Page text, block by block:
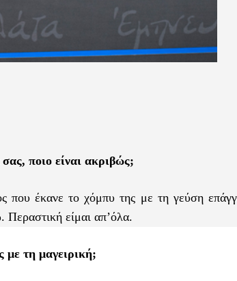
ποιο είναι ακριβώς;
που έκανε το χόμπυ της με τη γεύση
Περαστική είμαι απ’όλα.
τη μαγειρική;